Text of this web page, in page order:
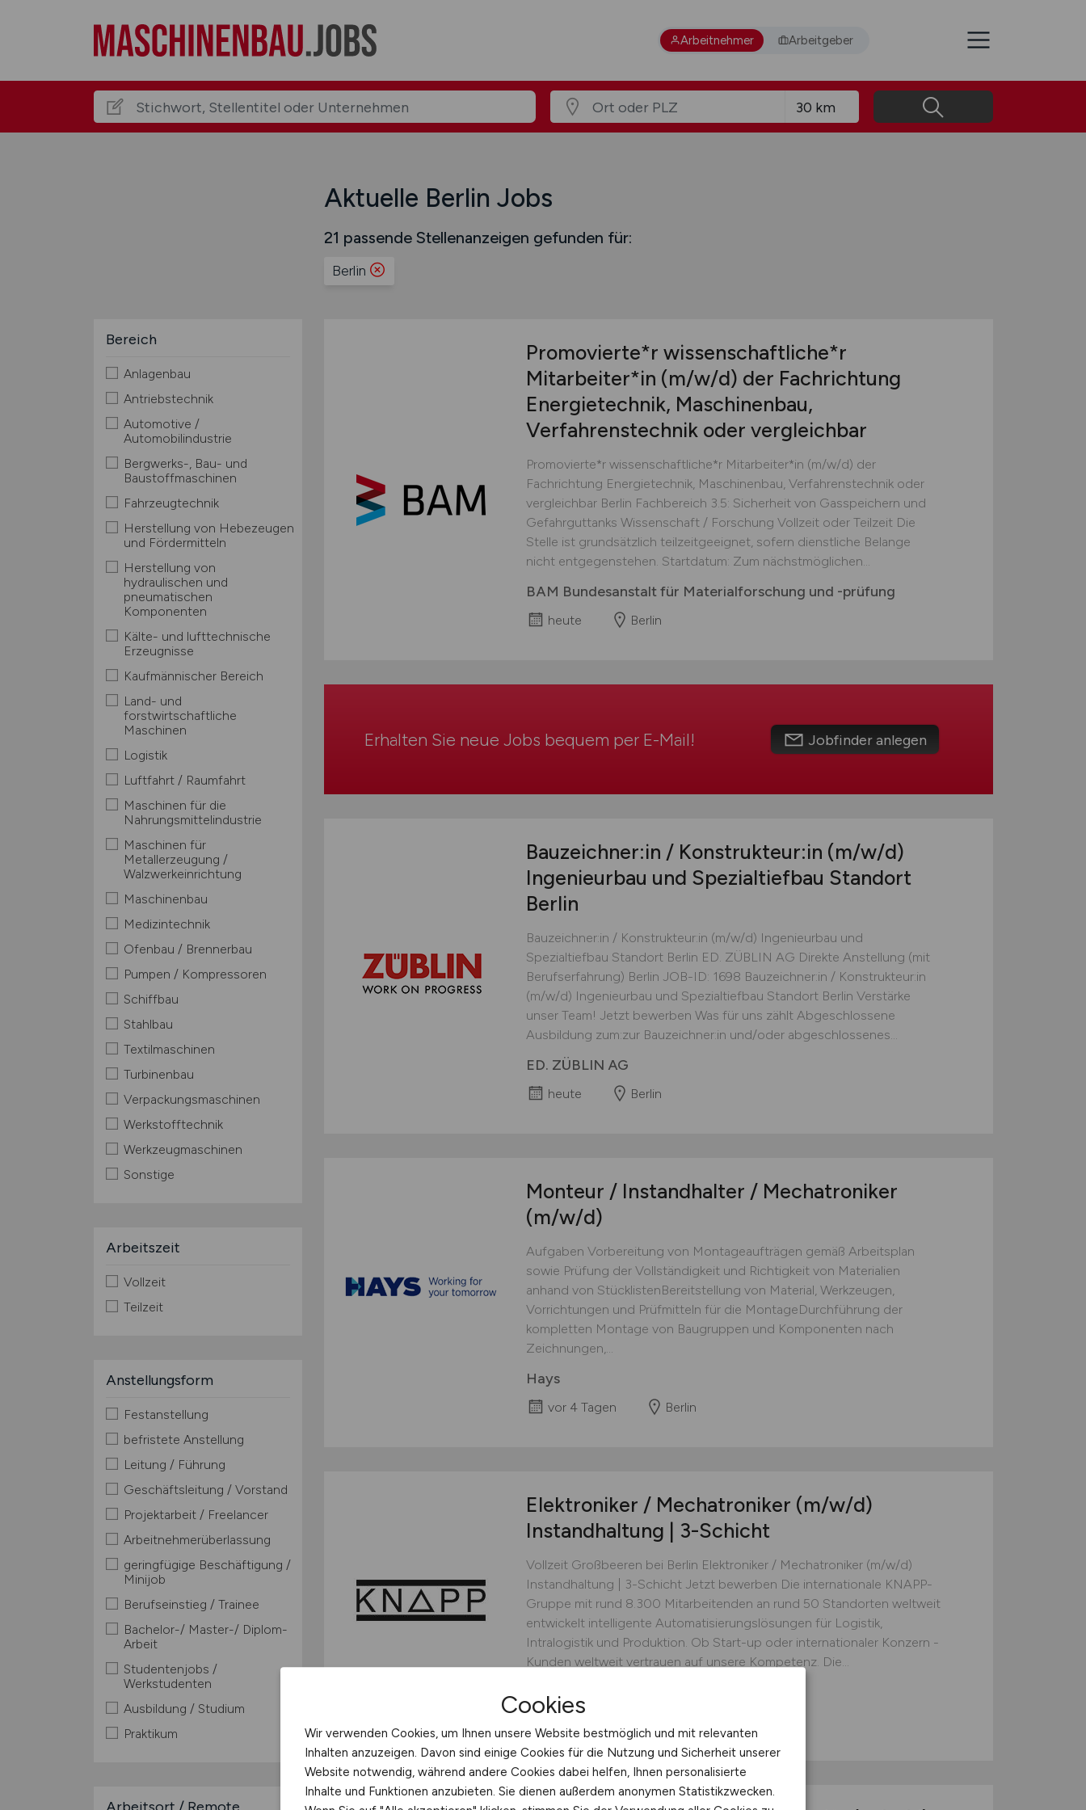
Arbeitnehmer Arbeitgeber
Aktuelle Berlin Jobs
21 passende Stellenanzeigen gefunden für:
Berlin
Bereich
Anlagenbau
Antriebstechnik
Automotive /
Automobilindustrie
Bergwerks-, Bau- und
Baustoffmaschinen
Fahrzeugtechnik
Herstellung von Hebezeugen
und Fördermitteln
Herstellung von
hydraulischen und
pneumatischen
Komponenten
Kälte- und lufttechnische
Erzeugnisse
Kaufmännischer Bereich
Land- und
forstwirtschaftliche
Maschinen
Logistik
Luftfahrt / Raumfahrt
Maschinen für die
Nahrungsmittelindustrie
Maschinen für
Metallerzeugung /
Walzwerkeinrichtung
Maschinenbau
Medizintechnik
Ofenbau / Brennerbau
Pumpen / Kompressoren
Schiffbau
Stahlbau
Textilmaschinen
Turbinenbau
Verpackungsmaschinen
Werkstofftechnik
Werkzeugmaschinen
Sonstige
Arbeitszeit
Vollzeit
Teilzeit
Anstellungsform
Festanstellung
befristete Anstellung
Leitung / Führung
Geschäftsleitung / Vorstand
Projektarbeit / Freelancer
Arbeitnehmerüberlassung
geringfügige Beschäftigung /
Minijob
Berufseinstieg / Trainee
Bachelor-/ Master-/ Diplom-
Arbeit
Studentenjobs /
Werkstudenten
Ausbildung / Studium
Praktikum
Promovierte*r wissenschaftliche*r
Mitarbeiter*in (m/w/d) der Fachrichtung
Energietechnik, Maschinenbau,
Verfahrenstechnik oder vergleichbar
Promovierte*r wissenschaftliche*r Mitarbeiter*in (m/w/d) der
Fachrichtung Energietechnik, Maschinenbau, Verfahrenstechnik oder
vergleichbar Berlin Fachbereich 3.5: Sicherheit von Gasspeichern und
Gefahrguttanks Wissenschaft / Forschung Vollzeit oder Teilzeit Die
Stelle ist grundsätzlich teilzeitgeeignet, sofern dienstliche Belange
nicht entgegenstehen. Startdatum: Zum nächstmöglichen...
BAM Bundesanstalt für Materialforschung und -prüfung
heute Berlin
Erhalten Sie neue Jobs bequem per E-Mail! Jobfinder anlegen
Bauzeichner:in / Konstrukteur:in (m/w/d)
Ingenieurbau und Spezialtiefbau Standort
Berlin
Bauzeichner:in / Konstrukteur:in (m/w/d) Ingenieurbau und
Spezialtiefbau Standort Berlin ED. ZÜBLIN AG Direkte Anstellung (mit
Berufserfahrung) Berlin JOB-ID: 1698 Bauzeichner:in / Konstrukteur:in
(m/w/d) Ingenieurbau und Spezialtiefbau Standort Berlin Verstärke
unser Team! Jetzt bewerben Was für uns zählt Abgeschlossene
Ausbildung zum:zur Bauzeichner:in und/oder abgeschlossenes...
ED. ZÜBLIN AG
heute Berlin
Monteur / Instandhalter / Mechatroniker
(m/w/d)
Aufgaben Vorbereitung von Montageaufträgen gemäß Arbeitsplan
sowie Prüfung der Vollständigkeit und Richtigkeit von Materialien
anhand von StücklistenBereitstellung von Material, Werkzeugen,
Vorrichtungen und Prüfmitteln für die MontageDurchführung der
kompletten Montage von Baugruppen und Komponenten nach
Zeichnungen,...
Hays
vor 4 Tagen Berlin
Elektroniker / Mechatroniker (m/w/d)
Instandhaltung | 3-Schicht
Vollzeit Großbeeren bei Berlin Elektroniker / Mechatroniker (m/w/d)
Instandhaltung | 3-Schicht Jetzt bewerben Die internationale KNAPP-
Gruppe mit rund 8.300 Mitarbeitenden an rund 50 Standorten weltweit
entwickelt intelligente Automatisierungslösungen für Logistik,
Intralogistik und Produktion. Ob Start-up oder internationaler Konzern -
Kunden weltweit vertrauen auf unsere Kompetenz. Die...
KNAPP Deutschland GmbH
Cookies
Wir verwenden Cookies, um Ihnen unsere Website bestmöglich und mit relevanten
Inhalten anzuzeigen. Davon sind einige Cookies für die Nutzung und Sicherheit unserer
Website notwendig, während andere Cookies dabei helfen, Ihnen personalisierte
Inhalte und Funktionen anzubieten. Sie dienen außerdem anonymen Statistikzwecken.